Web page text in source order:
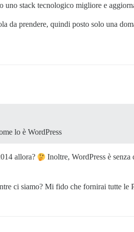
uno stack tecnologico migliore e
da prendere, quindi posto solo una
lo è WordPress
allora?
Inoltre, WordPress è
ci siamo? Mi fido che fornirai tutte le